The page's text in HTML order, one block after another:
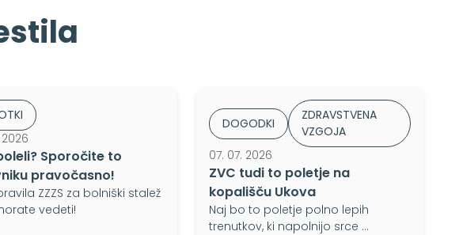
Sporočite to
pravočasno!
ZZZS za bolniški stalež
vedeti!
DOGODKI
ZDRAVSTVENA
VZGOJA
07. 07. 2026
ZVC tudi to poletje na
kopališču Ukova
Naj bo to poletje polno lepih
trenutkov, ki napolnijo srce …